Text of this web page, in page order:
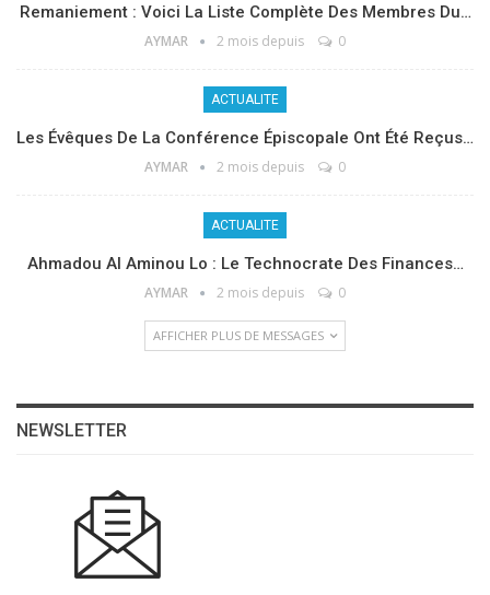
Remaniement : Voici La Liste Complète Des Membres Du…
AYMAR 2 mois depuis 0
ACTUALITE
Les Évêques De La Conférence Épiscopale Ont Été Reçus…
AYMAR 2 mois depuis 0
ACTUALITE
Ahmadou Al Aminou Lo : Le Technocrate Des Finances…
AYMAR 2 mois depuis 0
AFFICHER PLUS DE MESSAGES
NEWSLETTER